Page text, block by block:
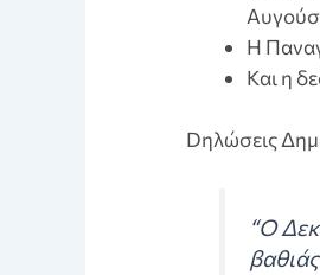
Η
Kαι η
Dηλώσεις
“Ο